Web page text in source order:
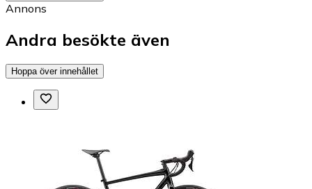
Annons
Andra besökte även
Hoppa över innehållet